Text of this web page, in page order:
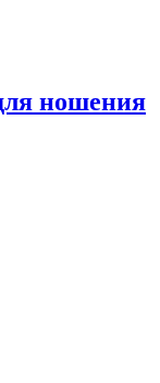
ношения